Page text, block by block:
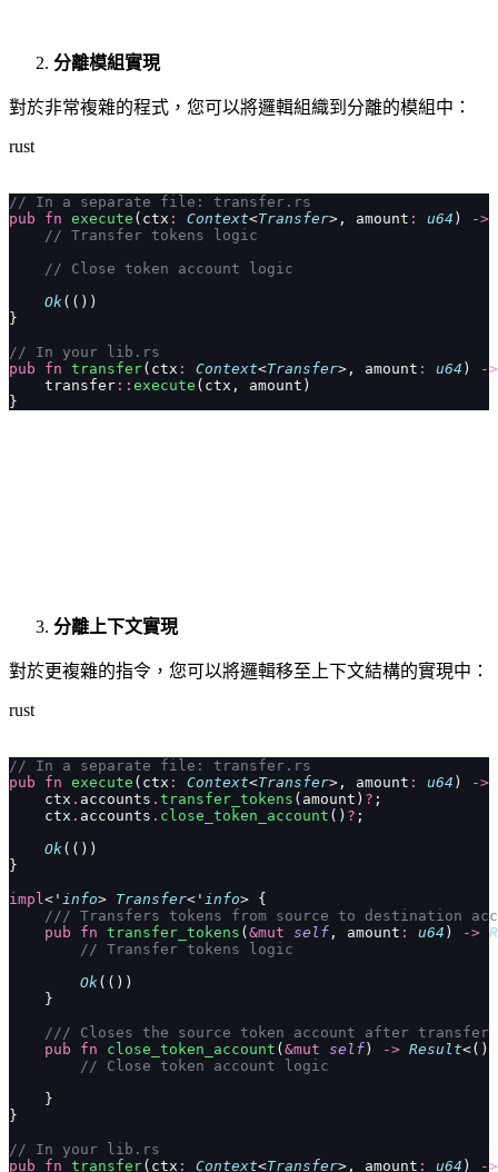
分離模組實現
對於非常複雜的程式，您可以將邏輯組織到分離的模組中：
rust
// In a separate file: transfer.rs
pub fn execute (ctx : Context<Transfer>, amount : u64 ) ->
    // Transfer tokens logic
    // Close token account logic
    Ok
(())
}
// In your lib.rs
pub fn transfer(ctx : Context<Transfer>, amount : u64 )
->
    transfer
:: execute (ctx, amount)
}
分離上下文實現
對於更複雜的指令，您可以將邏輯移至上下文結構的實現中：
rust
// In a separate file: transfer.rs
pub fn execute (ctx : Context<Transfer>, amount : u64 ) ->
    ctx
. accounts . transfer_tokens (amount) ? ;
    ctx
. accounts . close_token_account () ? ;
    Ok
(())
}
impl<' info> Transfer<' info> {
/// Transfers tokens from source to destination
    pub
fn transfer_tokens ( &mut self , amount : u64 ) ->
        // Transfer tokens logic
        Ok
(())
    }
    /// Closes the source token account after transfer
    pub
fn close_token_account ( &mut self ) -> Result
        // Close token account logic
    }
}
// In your lib.rs
pub fn transfer(ctx : Context<Transfer>, amount : u64 )
->